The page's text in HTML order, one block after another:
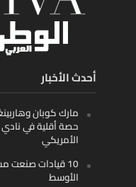
أحدث الأخبار
مارك كوبان
حصة أقلية في نادي
الأمريكي
10 قيادات صنعت
الأوسط